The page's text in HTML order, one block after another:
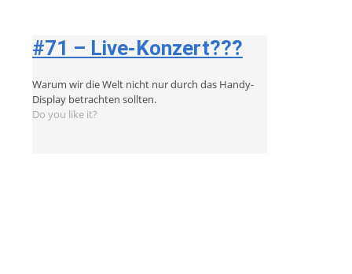
#71 – Live-Konzert???
Warum wir die Welt nicht nur durch das Handy-
Display betrachten sollten.
Do you like it?